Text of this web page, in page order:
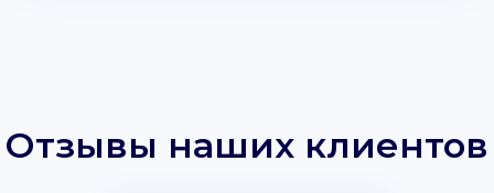
Отзывы наших клиентов